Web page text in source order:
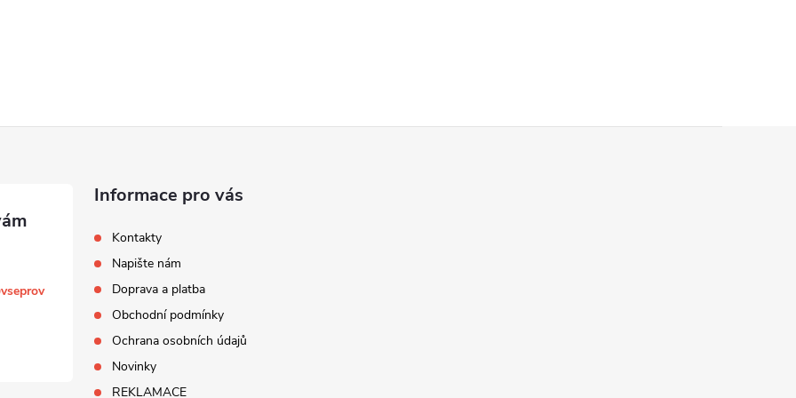
vseprov
Informace pro vás
Kontakty
Napište nám
Doprava a platba
Obchodní podmínky
Ochrana osobních údajů
Novinky
REKLAMACE